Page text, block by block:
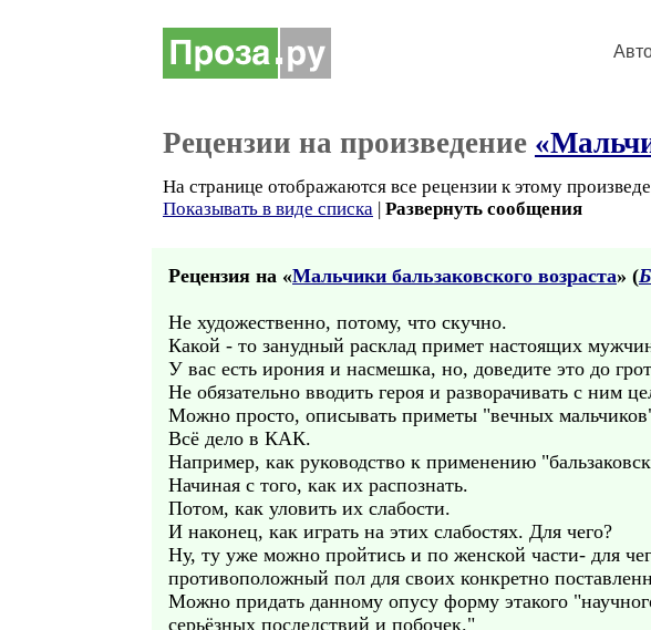
Рецензии на произведение
На странице отображаются все рецензии к этому
Показывать в виде списка | Развернуть сообщения
Рецензия на «Мальчики бальзаковского возраста» (
Не художественно, потому, что скучно.
Какой - то занудный расклад примет настоящих
У вас есть ирония и насмешка, но, доведите это до
Не обязательно вводить героя и разворачивать с ним
Можно просто, описывать приметы "вечных
Всё дело в КАК.
Например, как руководство к применению
Начиная с того, как их распознать.
Потом, как уловить их слабости.
И наконец, как играть на этих слабостях. Для чего?
Ну, ту уже можно пройтись и по женской части- для
противоположный пол для своих конкретно
Можно придать данному опусу форму этакого
серьёзных последствий и побочек."